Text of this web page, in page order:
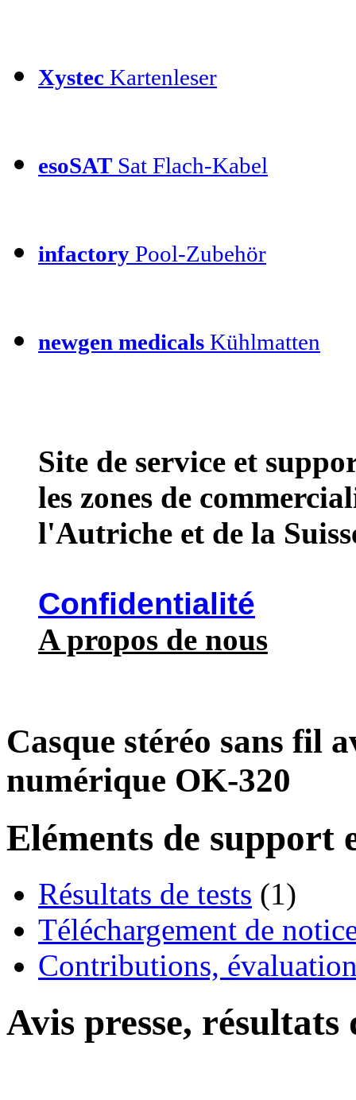
Xystec Kartenleser
esoSAT Sat Flach-Kabel
infactory Pool-Zubehör
newgen medicals Kühlmatten
Site de service et
les zones de
l'Autriche et de la
Confidentialité
A propos de nous
Casque stéréo sans fil
numérique OK-320
Eléments de support
Résultats de tests (1)
Téléchargement de
Contributions,
Avis presse, résultats